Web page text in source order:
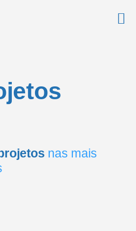
nas mais